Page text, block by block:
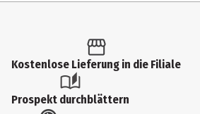
6 Jahre
Artikelnummer des Herstellers
90342
Kostenlose Lieferung in die Filiale
Prospekt durchblättern